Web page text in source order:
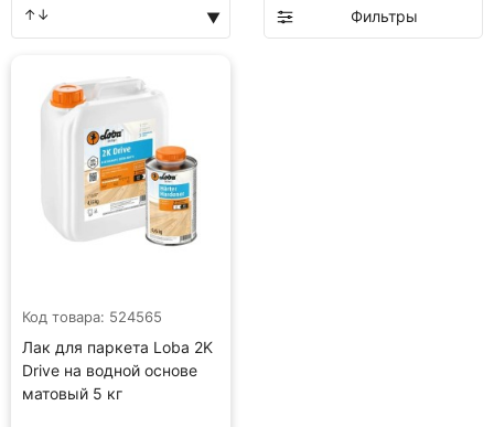
Фильтры
Код товара: 524565
Лак для паркета Loba 2K
Drive на водной основе
матовый 5 кг